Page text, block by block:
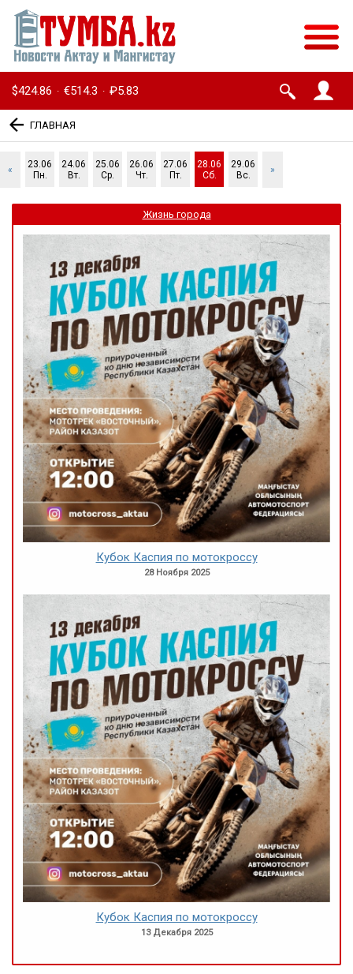
$424.86 · €514.3 · ₽5.83
ГЛАВНАЯ
«
23.06
Пн.
24.06
Вт.
25.06
Ср.
26.06
Чт.
27.06
Пт.
28.06
Сб.
29.06
Вс.
»
Жизнь города
Кубок Каспия по мотокроссу
28 Ноября 2025
Кубок Каспия по мотокроссу
13 Декабря 2025